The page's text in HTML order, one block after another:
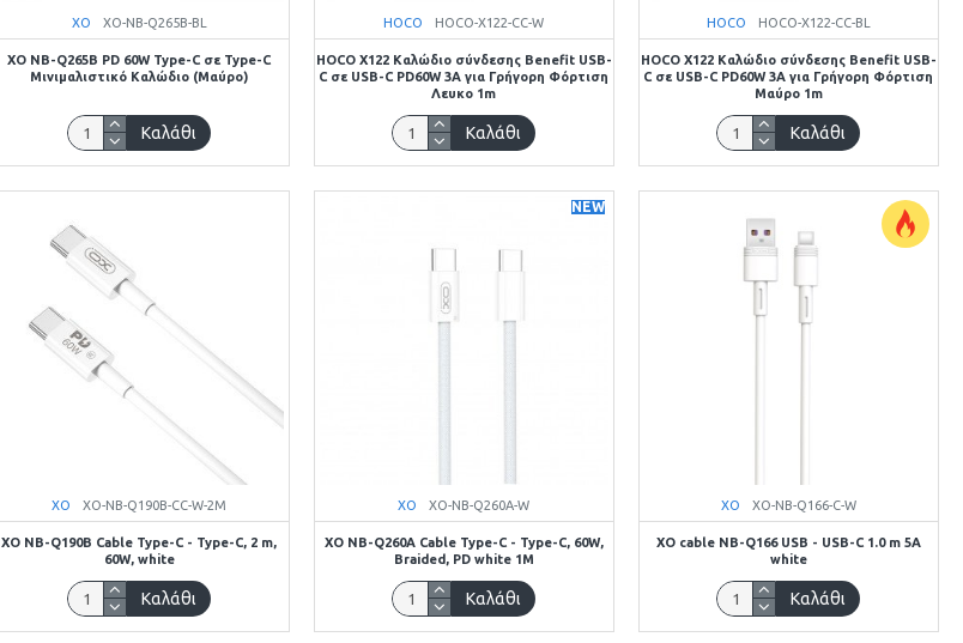
XO XO-NB-Q265B-BL
XO NB-Q265B PD 60W Type-C σε Type-C
Μινιμαλιστικό Καλώδιο (Μαύρο)
Καλάθι
HOCO HOCO-X122-CC-W
HOCO X122 Καλώδιο σύνδεσης Benefit USB-
C σε USB-C PD60W 3A για Γρήγορη Φόρτιση
Λευκο 1m
Καλάθι
HOCO HOCO-X122-CC-BL
HOCO X122 Καλώδιο σύνδεσης Benefit USB-
C σε USB-C PD60W 3A για Γρήγορη Φόρτιση
Μαύρο 1m
Καλάθι
XO XO-NB-Q190B-CC-W-2M
XO NB-Q190B Cable Type-C - Type-C, 2 m,
60W, white
Καλάθι
NEW
XO XO-NB-Q260A-W
XO NB-Q260A Cable Type-C - Type-C, 60W,
Braided, PD white 1M
Καλάθι
XO XO-NB-Q166-C-W
XO cable NB-Q166 USB - USB-C 1.0 m 5A
white
Καλάθι